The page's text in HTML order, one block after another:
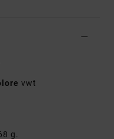
vwt
g.